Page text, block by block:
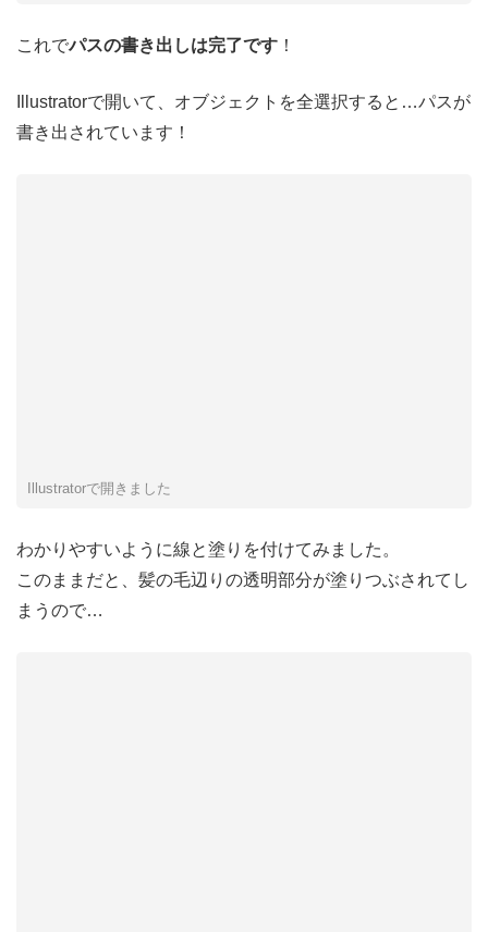
これでパスの書き出しは完了です ！
Illustratorで開いて、オブジェクトを全選択すると…パスが
書き出されています！
Illustratorで開きました
わかりやすいように線と塗りを付けてみました。
このままだと、髪の毛辺りの透明部分が塗りつぶされてし
まうので…